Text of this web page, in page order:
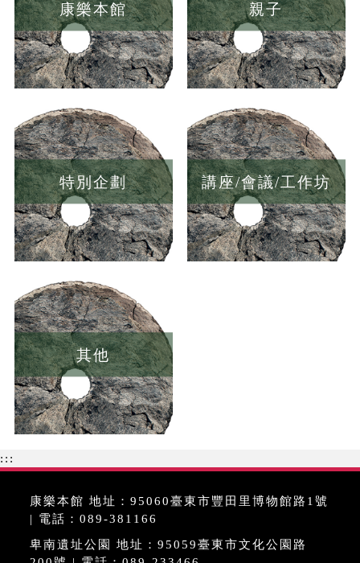
康樂本館 親子
特別企劃 講座/會議/工作坊
其他
:::
康樂本館 地址：95060臺東市豐田里博物館路1號
| 電話：089-381166
卑南遺址公園 地址：95059臺東市文化公園路